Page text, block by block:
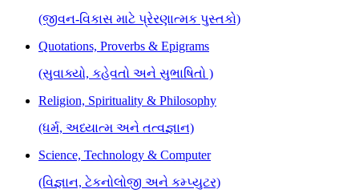
(જીવન-વિકાસ માટે પ્રેરણાત્મક પુસ્તકો)
Quotations, Proverbs & Epigrams
(સુવાક્યો, કહેવતો અને સુભાષિતો )
Religion, Spirituality & Philosophy
(ધર્મ, અધ્યાત્મ અને તત્વજ્ઞાન)
Science, Technology & Computer
(વિજ્ઞાન, ટેકનોલોજી અને કમ્પ્યુટર)